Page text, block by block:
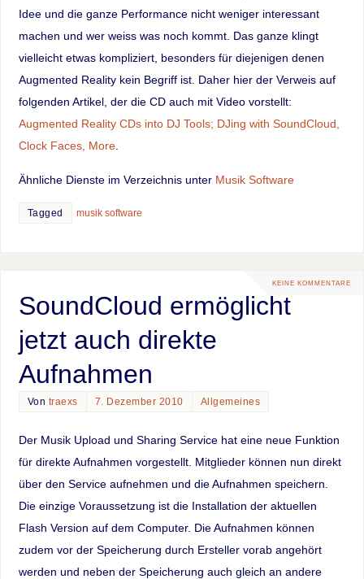
Idee und die ganze Performance nicht weniger interessant
machen und wer weiss was noch kommt. Das ganze klingt
vielleicht etwas kompliziert, besonders für diejenigen denen
Augmented Reality kein Begriff ist. Daher hier der Verweis auf
folgenden Artikel, der die CD auch mit Video vorstellt:
Augmented Reality CDs into DJ Tools; DJing with SoundCloud,
Clock Faces, More.
Ähnliche Dienste im Verzeichnis unter Musik Software
Tagged musik software
KEINE KOMMENTARE
SoundCloud ermöglicht
jetzt auch direkte
Aufnahmen
Von traexs 7. Dezember 2010 Allgemeines
Der Musik Upload und Sharing Service hat eine neue Funktion
für direkte Aufnahmen vorgestellt. Mitglieder können nun direkt
über den Service aufnehmen und die Aufnahmen speichern.
Die einzige Voraussetzung ist die Installation der aktuellen
Flash Version auf dem Computer. Die Aufnahmen können
zudem vor der Speicherung durch Ersteller vorab angehört
werden und neben der Speicherung auch gleich an andere